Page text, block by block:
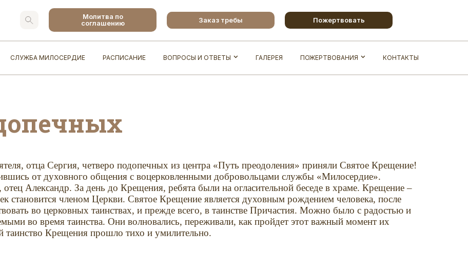
Молитва по
соглашению
Заказ требы Пожертвовать
СЛУЖБА МИЛОСЕРДИЕ РАСПИСАНИЕ ВОПРОСЫ И ОТВЕТЫ ГАЛЕРЕЯ ПОЖЕРТВОВАНИЯ КОНТАКТЫ
отца Сергия, четверо подопечных из центра «Путь преодоления» приняли Святое Крещение!
от духовного общения с воцерковленными добровольцами службы «Милосердие».
Александр. За день до Крещения, ребята были на огласительной беседе в храме. Крещение –
становится членом Церкви. Святое Крещение является духовным рождением человека, после
во церковных таинствах, и прежде всего, в таинстве Причастия. Можно было с радостью и
во время таинства. Они волновались, переживали, как пройдет этот важный момент их
Крещения прошло тихо и умилительно.